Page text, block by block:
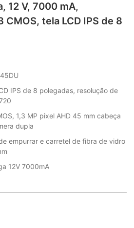
12 V, 7000 mA,
tela LCD IPS de 8
IPS de 8 polegadas, resolução de
1,3 MP pixel AHD 45 mm cabeça
dupla
empurrar e carretel de fibra de vidro
12V 7000mA